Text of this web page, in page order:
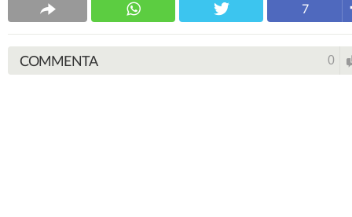
7
COMMENTA 0